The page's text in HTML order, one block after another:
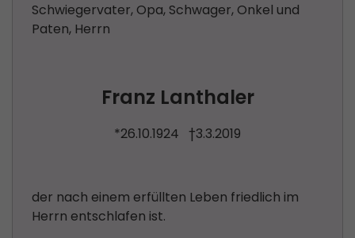
Schwiegervater, Opa, Schwager, Onkel und
Paten, Herrn
Franz Lanthaler
*26.10.1924 †3.3.2019
der nach einem erfüllten Leben friedlich im
Herrn entschlafen ist.